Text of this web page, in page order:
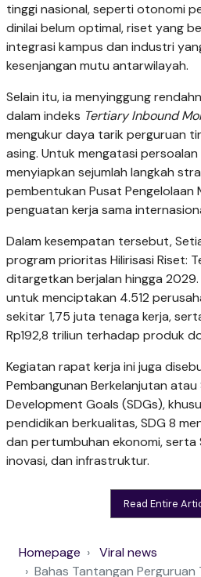
tinggi nasional, seperti otonomi
dinilai belum optimal, riset yang
integrasi kampus dan industri
kesenjangan mutu antarwilayah.
Selain itu, ia menyinggung
dalam indeks Tertiary Inbound
mengukur daya tarik perguruan
asing. Untuk mengatasi
menyiapkan sejumlah langkah
pembentukan Pusat Pengelolaan
penguatan kerja sama
Dalam kesempatan tersebut,
program prioritas Hilirisasi Riset:
ditargetkan berjalan hingga
untuk menciptakan 4.512
sekitar 1,75 juta tenaga kerja,
Rp192,8 triliun terhadap produk
Kegiatan rapat kerja ini juga
Pembangunan Berkelanjutan atau
Development Goals (SDGs),
pendidikan berkualitas, SDG 8
dan pertumbuhan ekonomi,
inovasi, dan infrastruktur.
Read Entire
Homepage
Viral news
Bahas Tantangan Perguruan